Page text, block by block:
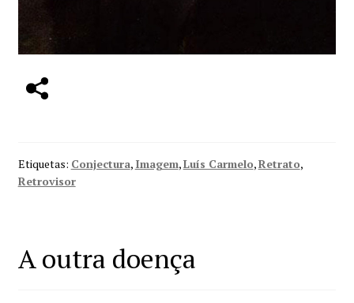
Etiquetas: Conjectura, Imagem,Luís Carmelo,Retrato,
Retrovisor
A outra doença